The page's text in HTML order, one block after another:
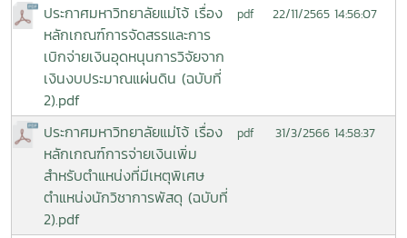
ประกาศมหาวิทยาลัยแม่โจ้ เรื่อง
หลักเกณฑ์การจัดสรรและการ
เบิกจ่ายเงินอุดหนุนการวิจัยจาก
เงินงบประมาณแผ่นดิน (ฉบับที่
2).pdf
pdf 22/11/2565 14:56:07
ประกาศมหาวิทยาลัยแม่โจ้ เรื่อง
หลักเกณฑ์การจ่ายเงินเพิ่ม
สำหรับตำแหน่งที่มีเหตุพิเศษ
ตำแหน่งนักวิชาการพัสดุ (ฉบับที่
2).pdf
pdf 31/3/2566 14:58:37